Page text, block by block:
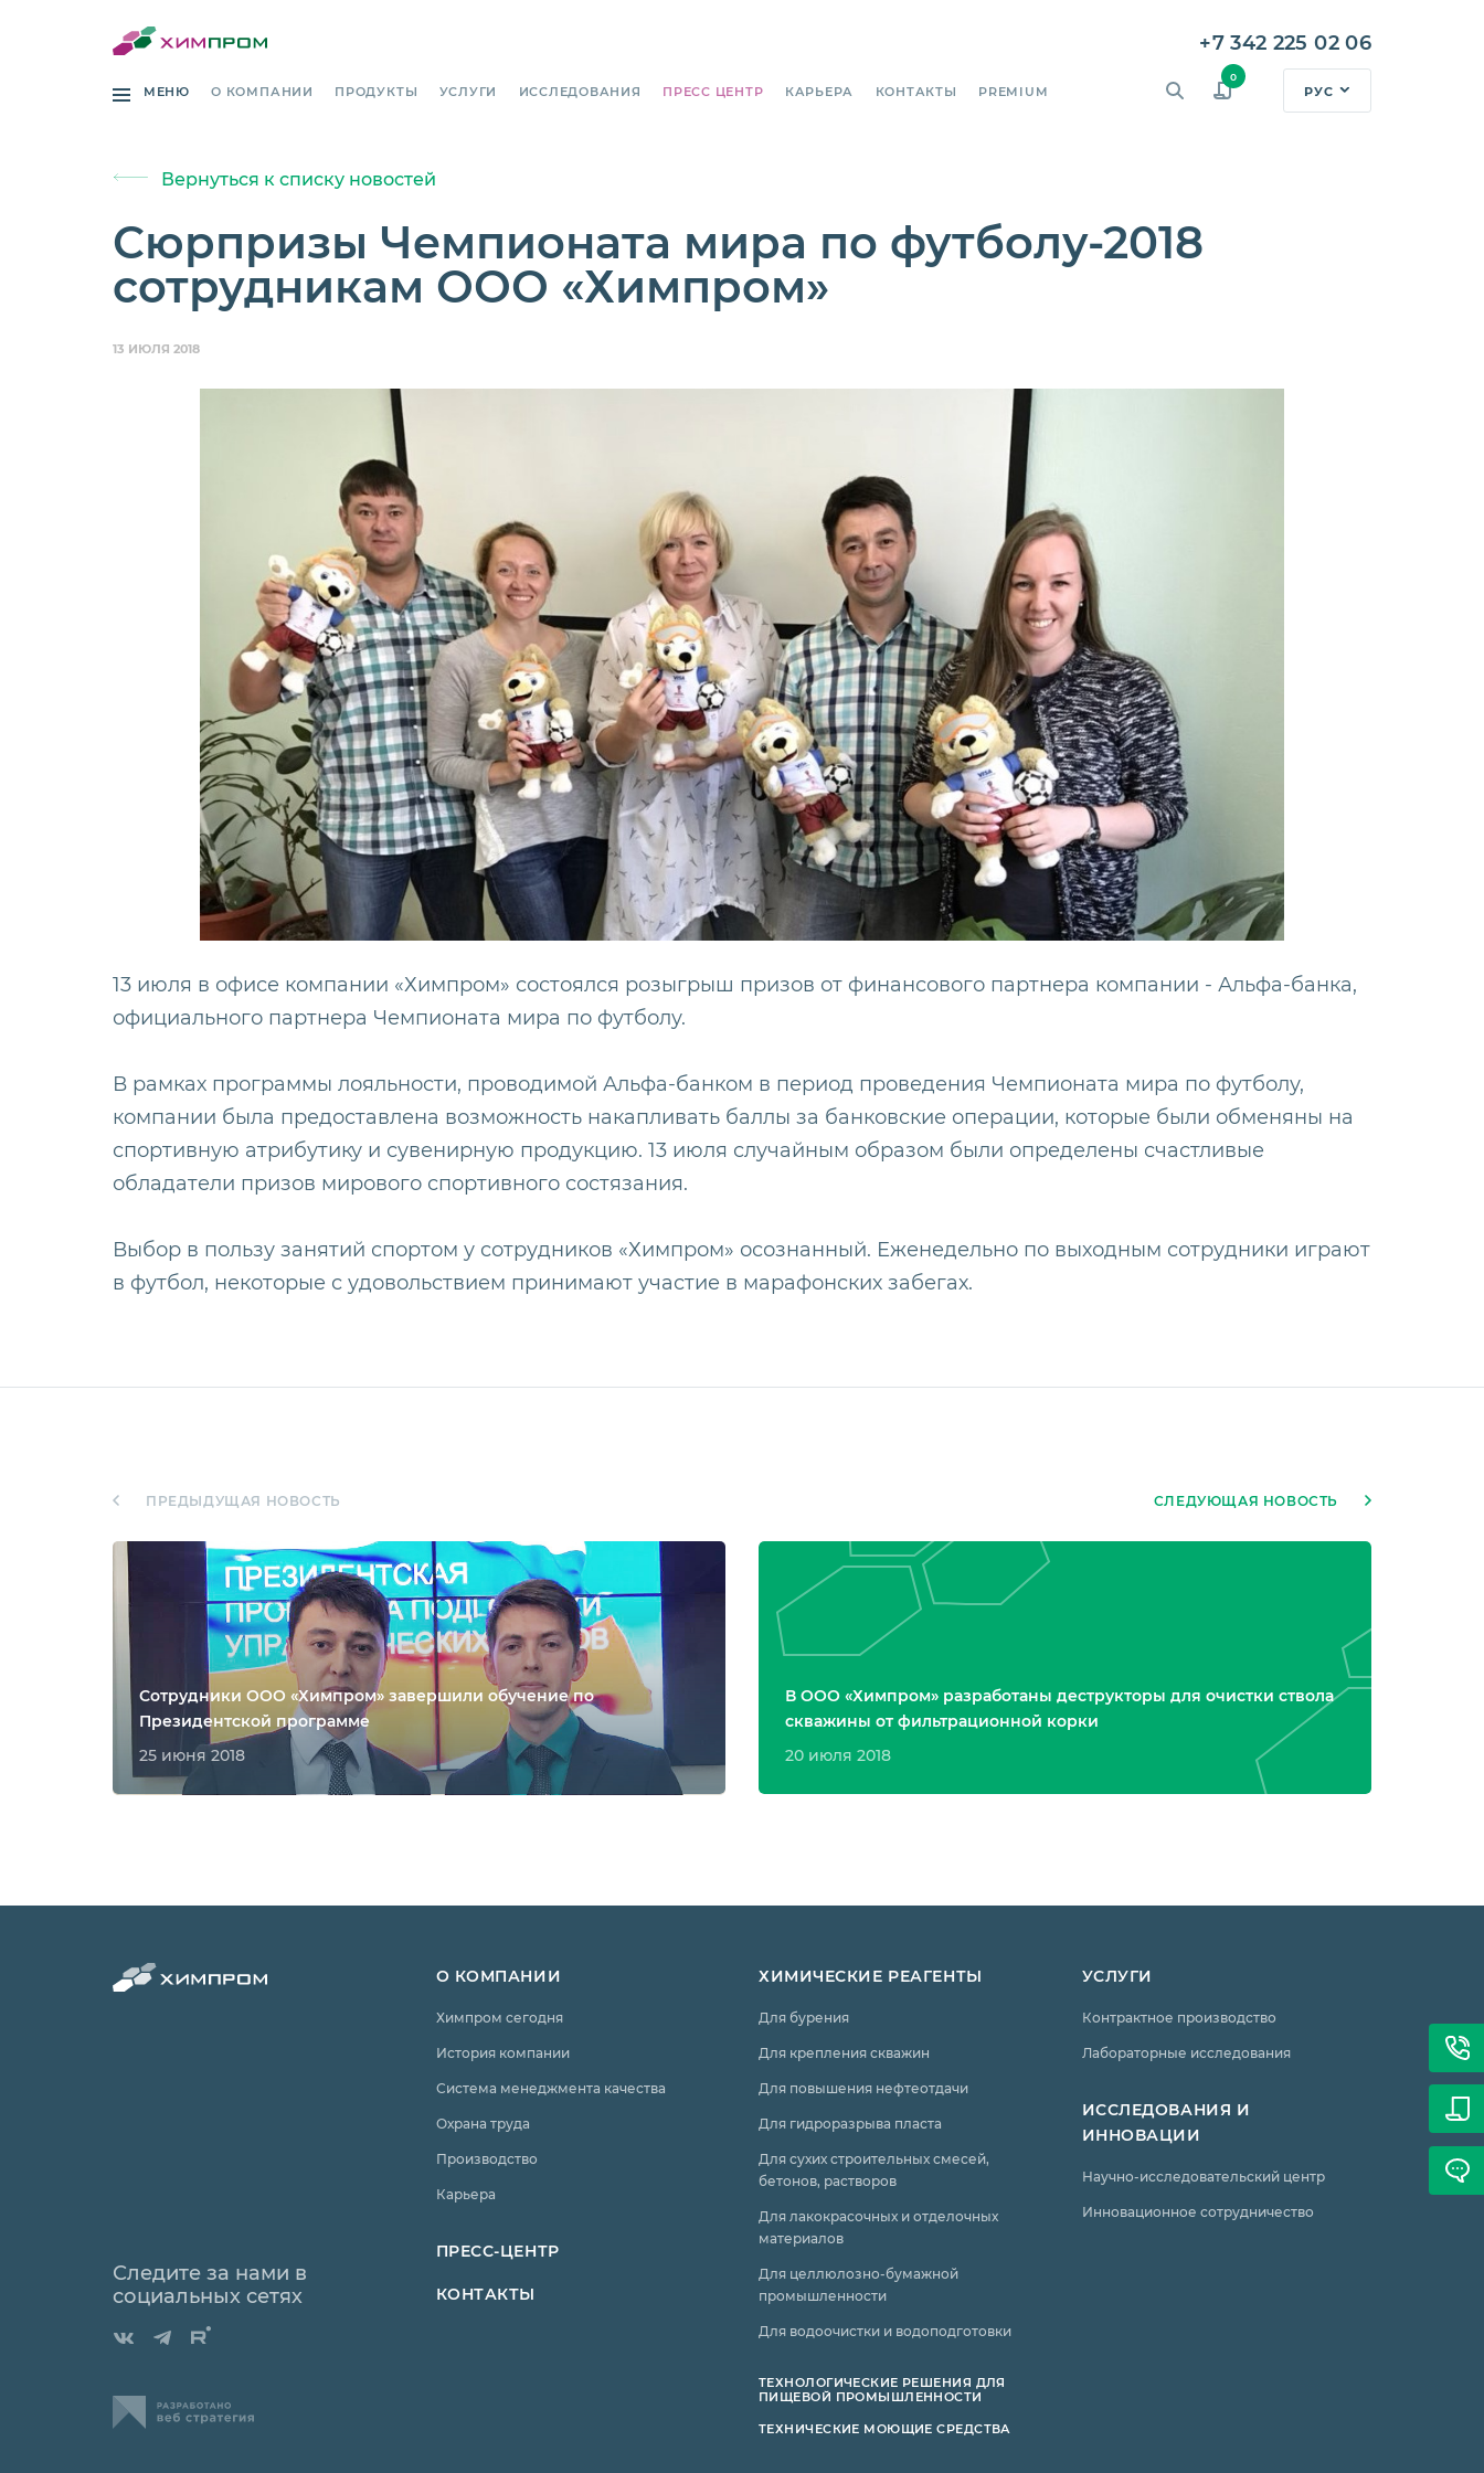
+7 342 225 02 06
МЕНЮ О КОМПАНИИ ПРОДУКТЫ УСЛУГИ ИССЛЕДОВАНИЯ ПРЕСС ЦЕНТР КАРЬЕРА КОНТАКТЫ PREMIUM
0
РУС
Вернуться к списку новостей
Сюрпризы Чемпионата мира по футболу-2018
сотрудникам ООО «Химпром»
13 ИЮЛЯ 2018
13 июля в офисе компании «Химпром» состоялся розыгрыш призов от финансового партнера компании - Альфа-банка,
официального партнера Чемпионата мира по футболу.
В рамках программы лояльности, проводимой Альфа-банком в период проведения Чемпионата мира по футболу,
компании была предоставлена возможность накапливать баллы за банковские операции, которые были обменяны на
спортивную атрибутику и сувенирную продукцию. 13 июля случайным образом были определены счастливые
обладатели призов мирового спортивного состязания.
Выбор в пользу занятий спортом у сотрудников «Химпром» осознанный. Еженедельно по выходным сотрудники играют
в футбол, некоторые с удовольствием принимают участие в марафонских забегах.
ПРЕДЫДУЩАЯ НОВОСТЬ
Сотрудники ООО «Химпром» завершили обучение по
Президентской программе
25 июня 2018
СЛЕДУЮЩАЯ НОВОСТЬ
В ООО «Химпром» разработаны деструкторы для очистки ствола
скважины от фильтрационной корки
20 июля 2018
Следите за нами в
социальных сетях
О КОМПАНИИ
Химпром сегодня
История компании
Система менеджмента качества
Охрана труда
Производство
Карьера
ПРЕСС-ЦЕНТР
КОНТАКТЫ
ХИМИЧЕСКИЕ РЕАГЕНТЫ
Для бурения
Для крепления скважин
Для повышения нефтеотдачи
Для гидроразрыва пласта
Для сухих строительных смесей,
бетонов, растворов
Для лакокрасочных и отделочных
материалов
Для целлюлозно-бумажной
промышленности
Для водоочистки и водоподготовки
ТЕХНОЛОГИЧЕСКИЕ РЕШЕНИЯ ДЛЯ
ПИЩЕВОЙ ПРОМЫШЛЕННОСТИ
ТЕХНИЧЕСКИЕ МОЮЩИЕ СРЕДСТВА
УСЛУГИ
Контрактное производство
Лабораторные исследования
ИССЛЕДОВАНИЯ И
ИННОВАЦИИ
Научно-исследовательский центр
Инновационное сотрудничество